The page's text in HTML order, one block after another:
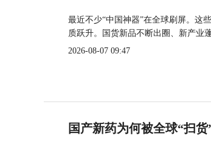
最近不少“中国神器”在全球刷屏。这
质跃升。国货新品不断出圈、新产业
2026-08-07 09:47
国产新药为何被全球“扫货